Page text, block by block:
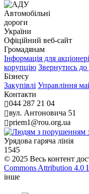
Автомобільні
дороги
України
Офіційний веб‑сайт
Громадянам
Інформація для
корупцію Звернутись
Бізнесу
Закупівлі Управління
Контакти
044 287 21 04
вул. Антоновича 51
priem1@rou.org.ua
Урядова гаряча лінія
1545
© 2025 Весь контент
Commons Attribution 4.0
інше